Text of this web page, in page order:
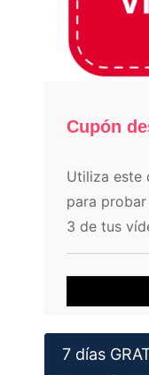
Utiliza este
para
3 de tus
7 días